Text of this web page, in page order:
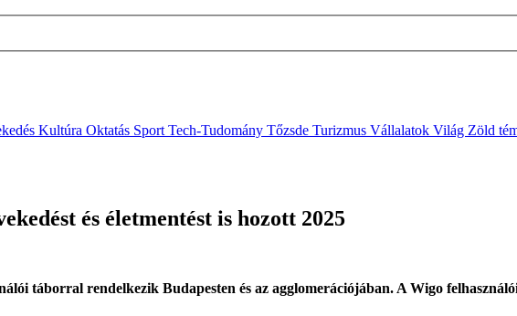
Kultúra Oktatás Sport Tech-Tudomány Tőzsde Turizmus Vállalatok Világ Zöld
és életmentést is hozott 2025
táborral rendelkezik Budapesten és az agglomerációjában. A Wigo